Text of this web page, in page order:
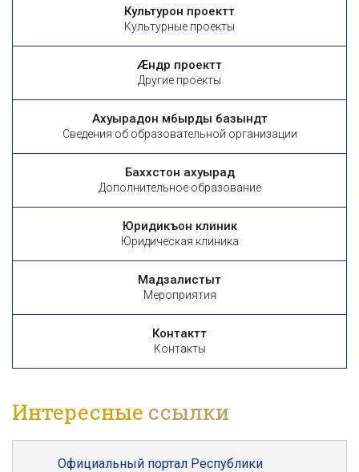
Культурон проекттӕ
Культурные проекты
Æндӕр проекттӕ
Другие проекты
Ахуырадон ӕмбырды базындтӕ
Сведения об образовательной организации
Баххӕстон ахуырад
Дополнительное образование
Юридикъон клиникӕ
Юридическая клиника
Мадзалистытӕ
Мероприятия
Контакттӕ
Контакты
Интересные ссылки
Официальный портал Республики